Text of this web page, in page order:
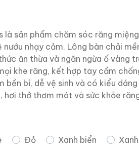
là sản phẩm chăm sóc răng
nướu nhạy cảm. Lông bàn chải
ăn thừa và ngăn ngừa ố vàng
khe răng, kết hợp tay cầm
bền bỉ, dễ vệ sinh và có kiểu
hơi thở thơm mát và sức khỏe
Đỏ Xanh biển